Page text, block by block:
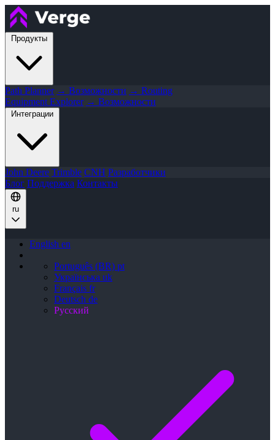
Продукты
Path Planner → Возможности → Routing
Equipment Explorer → Возможности
Интеграции
John Deere Trimble CNH Разработчики
Блог Поддержка Контакты
ru
English en
Português (BR) pt
Українська uk
Français fr
Deutsch de
Русский